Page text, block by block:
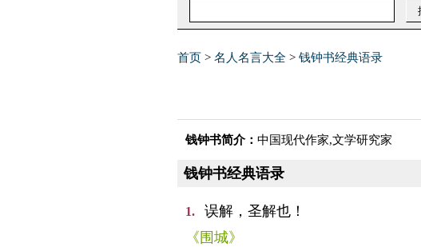
首页 > 名人名言大全 > 钱钟书经典语录
钱钟书简介： 中国现代作家,文学研究家
钱钟书经典语录
1.
误解，圣解也！
《围城》